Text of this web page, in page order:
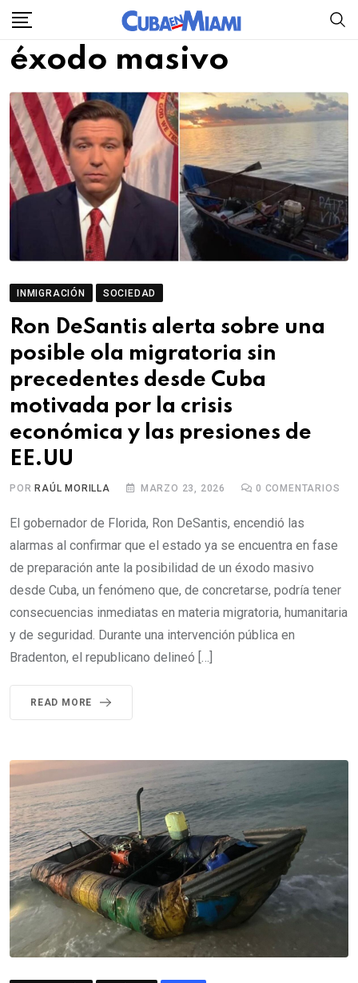
Skip
content
éxodo masivo
INMIGRACIÓN SOCIEDAD
Ron DeSantis alerta sobre una
posible ola migratoria sin
precedentes desde Cuba
motivada por la crisis
económica y las presiones de
EE.UU
POR RAÚL MORILLA MARZO 23, 2026 0 COMENTARIOS
El gobernador de Florida, Ron DeSantis, encendió las
alarmas al confirmar que el estado ya se encuentra en fase
de preparación ante la posibilidad de un éxodo masivo
desde Cuba, un fenómeno que, de concretarse, podría tener
consecuencias inmediatas en materia migratoria, humanitaria
y de seguridad. Durante una intervención pública en
Bradenton, el republicano delineó […]
READ MORE